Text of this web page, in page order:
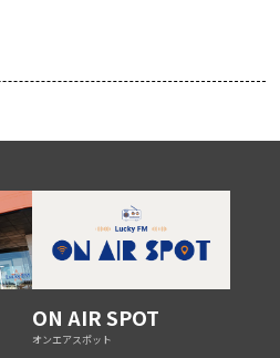
ON AIR SPOT
オンエアスポット